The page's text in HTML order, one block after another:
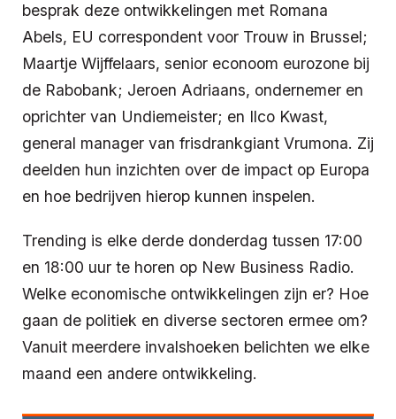
besprak deze ontwikkelingen met Romana
Abels, EU correspondent voor Trouw in Brussel;
Maartje Wijffelaars, senior econoom eurozone bij
de Rabobank; Jeroen Adriaans, ondernemer en
oprichter van Undiemeister; en Ilco Kwast,
general manager van frisdrankgiant Vrumona. Zij
deelden hun inzichten over de impact op Europa
en hoe bedrijven hierop kunnen inspelen.
Trending is elke derde donderdag tussen 17:00
en 18:00 uur te horen op New Business Radio.
Welke economische ontwikkelingen zijn er? Hoe
gaan de politiek en diverse sectoren ermee om?
Vanuit meerdere invalshoeken belichten we elke
maand een andere ontwikkeling.